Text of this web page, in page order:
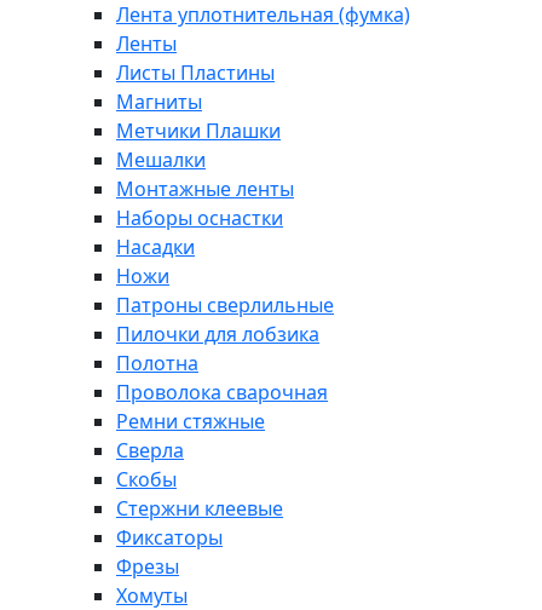
Лента уплотнительная (фумка)
Ленты
Листы Пластины
Магниты
Метчики Плашки
Мешалки
Монтажные ленты
Наборы оснастки
Насадки
Ножи
Патроны сверлильные
Пилочки для лобзика
Полотна
Проволока сварочная
Ремни стяжные
Сверла
Скобы
Стержни клеевые
Фиксаторы
Фрезы
Хомуты